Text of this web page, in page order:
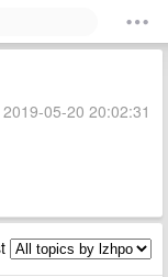
05-20 20:02:31